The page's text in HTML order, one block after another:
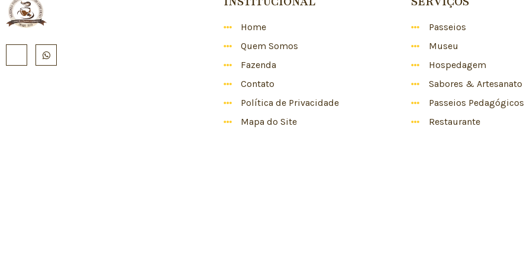
Home
Quem Somos
Fazenda
Contato
Política de Privacidade
Mapa do Site
Passeios
Museu
Hospedagem
Sabores & Artesanato
Passeios Pedagógicos
Restaurante